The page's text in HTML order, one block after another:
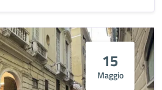
15
Maggio